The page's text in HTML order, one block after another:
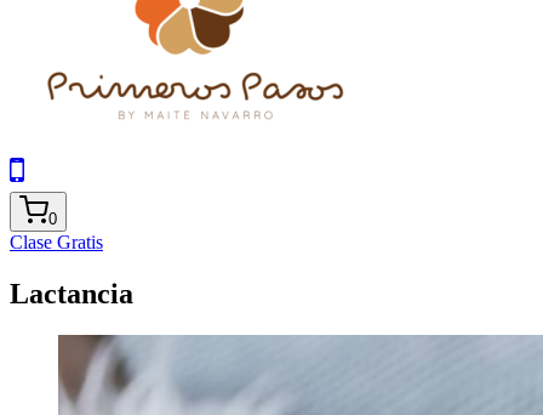
0
Clase Gratis
Lactancia